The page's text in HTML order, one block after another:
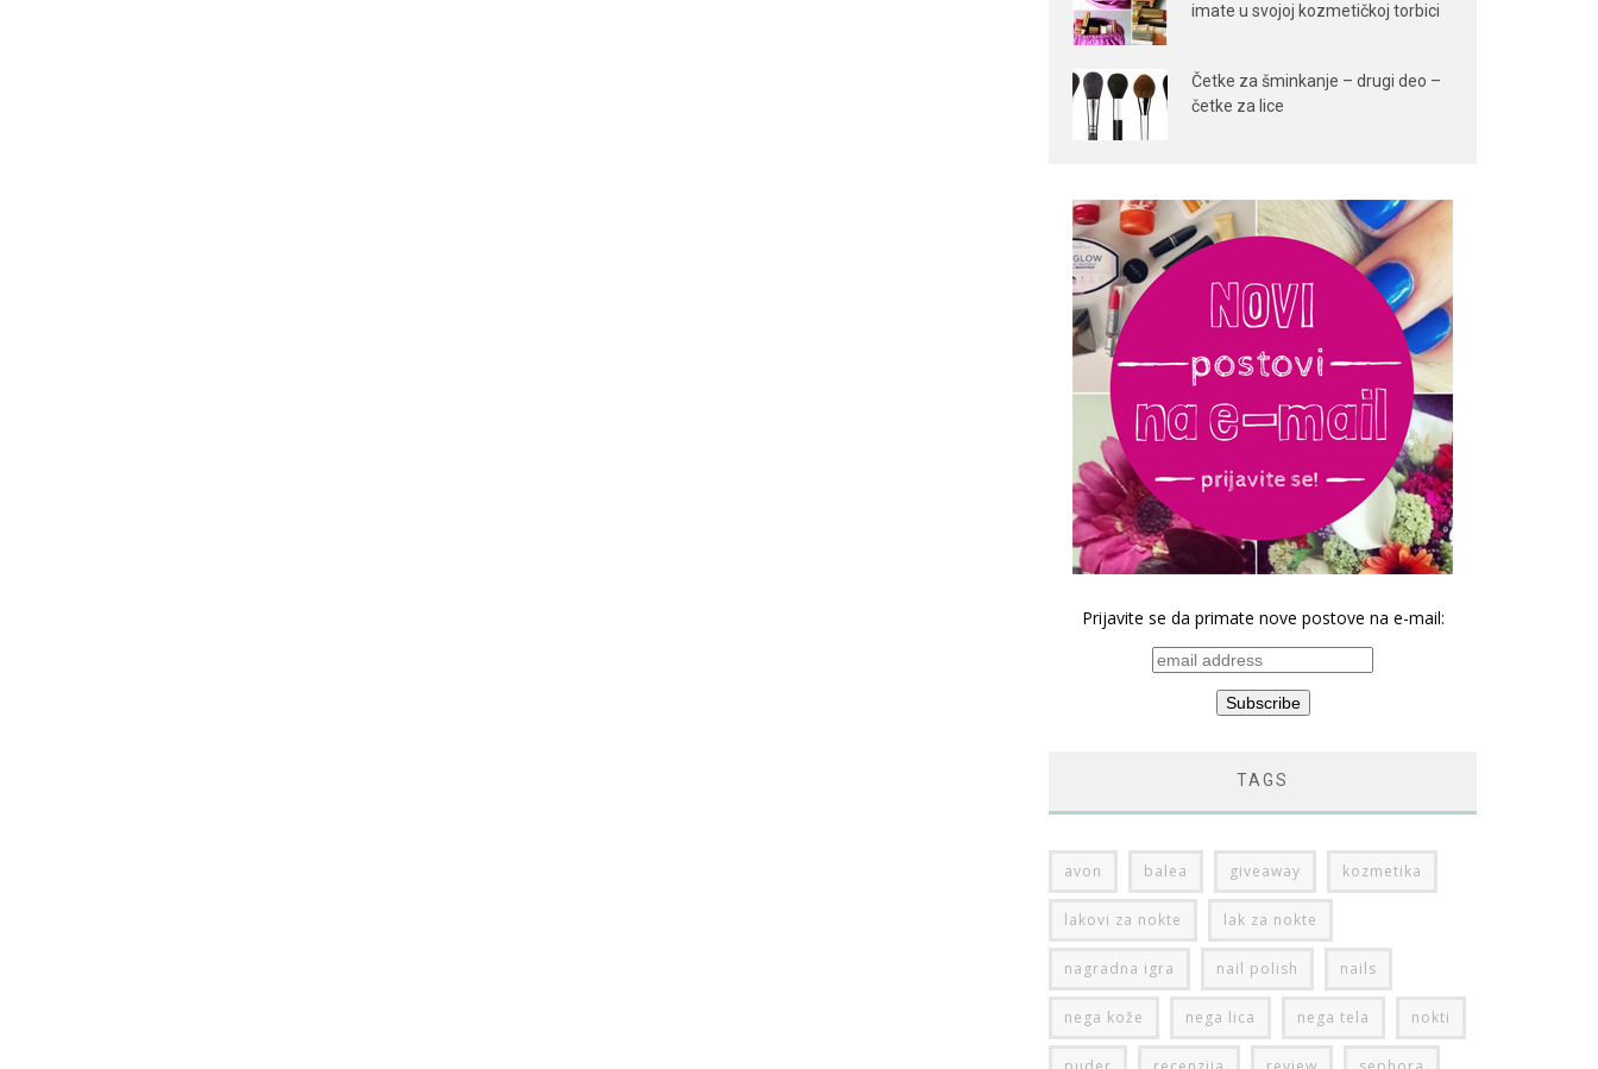
imate u svojoj kozmetičkoj torbici
Četke za šminkanje – drugi deo –
četke za lice
Prijavite se da primate nove postove na e-mail:
TAGS
avon balea giveaway kozmetika
lakovi za nokte lak za nokte
nagradna igra nail polish nails
nega kože nega lica nega tela nokti